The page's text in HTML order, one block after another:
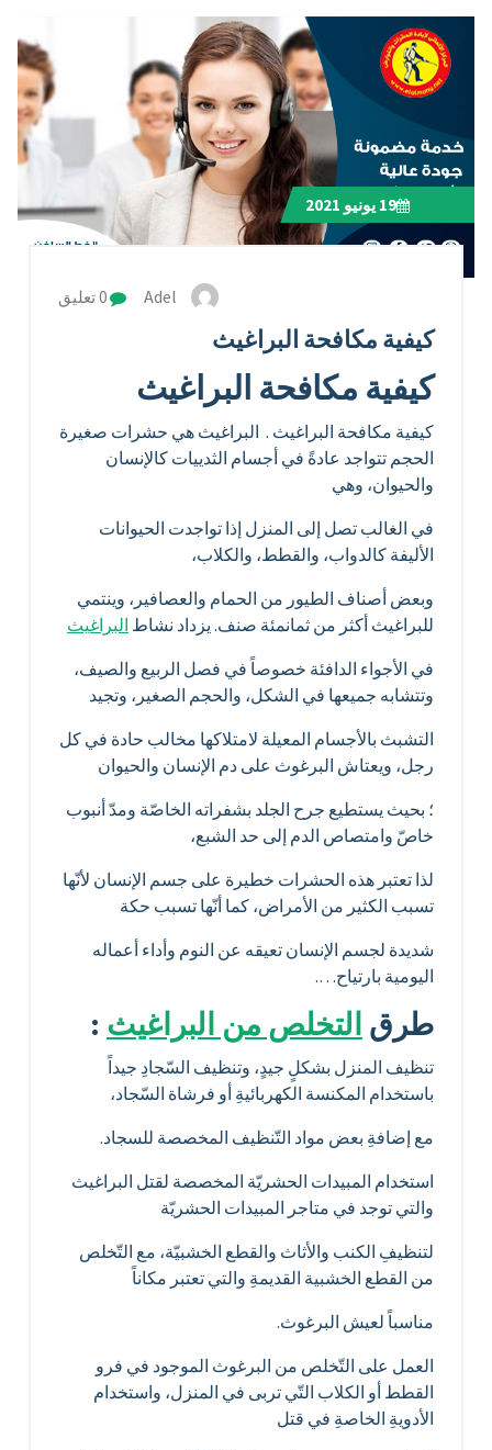
19يونيو 2021
Adel 0 تعليق
كيفية مكافحة البراغيث
كيفية مكافحة البراغيث
كيفية مكافحة البراغيث . البراغيث هي حشرات صغيرة
الحجم تتواجد عادةً في أجسام الثدييات كالإنسان
والحيوان، وهي
في الغالب تصل إلى المنزل إذا تواجدت الحيوانات
الأليفة كالدواب، والقطط، والكلاب،
وبعض أصناف الطيور من الحمام والعصافير، وينتمي
للبراغيث أكثر من ثمانمئة صنف. يزداد نشاطالبراغيث
في الأجواء الدافئة خصوصاً في فصل الربيع والصيف،
وتتشابه جميعها في الشكل، والحجم الصغير، وتجيد
التشبث بالأجسام المعيلة لامتلاكها مخالب حادة في كل
رجل، ويعتاش البرغوث على دم الإنسان والحيوان
؛ بحيث يستطيع جرح الجلد بشفراته الخاصّة ومدّ أنبوب
خاصّ وامتصاص الدم إلى حد الشبع،
لذا تعتبر هذه الحشرات خطيرة على جسم الإنسان لأنّها
تسبب الكثير من الأمراض، كما أنّها تسبب حكة
شديدة لجسم الإنسان تعيقه عن النوم وأداء أعماله
اليومية بارتياح….
طرقالتخلص من البراغيث:
تنظيف المنزل بشكلٍ جيدٍ، وتنظيف السّجادِ جيداً
باستخدام المكنسة الكهربائيةِ أو فرشاة السّجاد،
مع إضافةِ بعض مواد التّنظيف المخصصة للسجاد.
استخدام المبيدات الحشريّة المخصصة لقتل البراغيث
والتي توجد في متاجر المبيدات الحشريّة
لتنظيفِ الكنب والأثاث والقطع الخشبيّة، مع التّخلص
من القطع الخشبية القديمةِ والتي تعتبر مكاناً
مناسباً لعيش البرغوث.
العمل على التّخلص من البرغوث الموجود في فرو
القطط أو الكلاب التّي تربى في المنزل، واستخدام
الأدويةِ الخاصةِ في قتل